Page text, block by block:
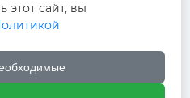
этот сайт, вы